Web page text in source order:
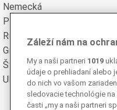
Nemecká
Poľská
Rumunská
Grécka
Švédska
Ukrajinská
Záleží nám na
My a naši partneri 1019
údaje o prehliadaní alebo
do nich vo vašom
sledovacie technológie
časti „my a naši partneri